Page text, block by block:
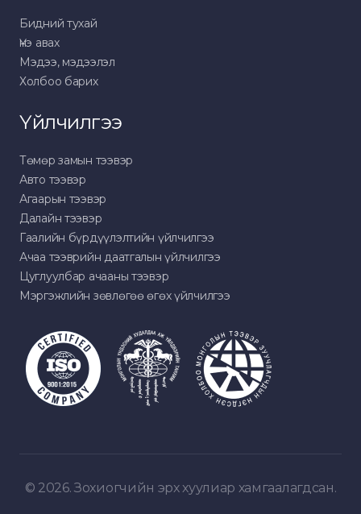
Бидний тухай
Үнэ авах
Мэдээ, мэдээлэл
Холбоо барих
Үйлчилгээ
Төмөр замын тээвэр
Авто тээвэр
Агаарын тээвэр
Далайн тээвэр
Гаалийн бүрдүүлэлтийн үйлчилгээ
Ачаа тээврийн даатгалын үйлчилгээ
Цуглуулбар ачааны тээвэр
Мэргэжлийн зөвлөгөө өгөх үйлчилгээ
© 2026. Зохиогчийн эрх хуулиар хамгаалагдсан.